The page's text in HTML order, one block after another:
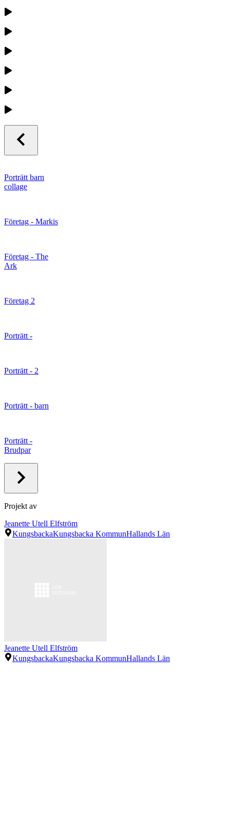
Porträtt barn
collage
Företag - Markis
Företag - The
Ark
Företag 2
Porträtt -
Porträtt - 2
Porträtt - barn
Porträtt -
Brudpar
Projekt av
Jeanette Utell Elfström
KungsbackaKungsbacka KommunHallands Län
Jeanette Utell Elfström
KungsbackaKungsbacka KommunHallands Län